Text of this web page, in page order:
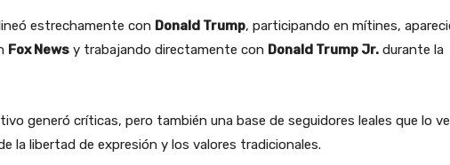
estrechamente con Donald Trump, participando en mítines,
Fox News y trabajando directamente con Donald Trump Jr. durante la
generó críticas, pero también una base de seguidores leales que lo
la libertad de expresión y los valores tradicionales.